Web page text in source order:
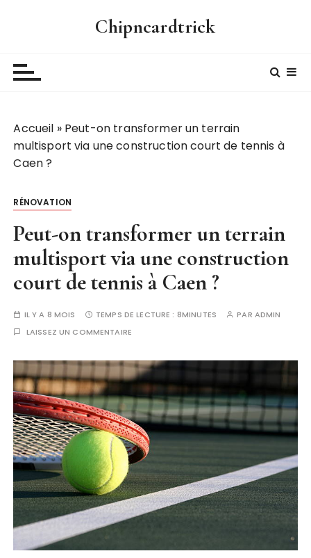
Chipncardtrick
Accueil » Peut-on transformer un terrain
multisport via une construction court de tennis à
Caen ?
RÉNOVATION
Peut-on transformer un terrain
multisport via une construction
court de tennis à Caen ?
IL Y A 8 MOIS TEMPS DE LECTURE : 8MINUTES PAR ADMIN
LAISSEZ UN COMMENTAIRE